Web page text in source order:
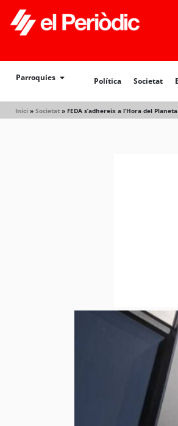
Parroquies Política Societat
Inici » Societat » FEDA s’adhereix a l’Hora del
Política Societat